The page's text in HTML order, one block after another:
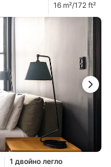
16 m²/172 ft²
1 двойно легло